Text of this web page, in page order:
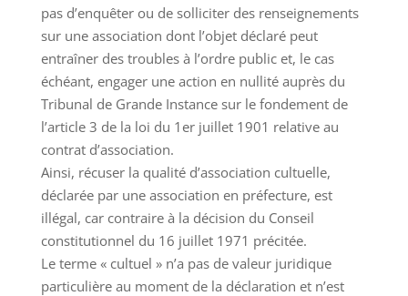
pas d’enquêter ou de solliciter des renseignements
sur une association dont l’objet déclaré peut
entraîner des troubles à l’ordre public et, le cas
échéant, engager une action en nullité auprès du
Tribunal de Grande Instance sur le fondement de
l’article 3 de la loi du 1er juillet 1901 relative au
contrat d’association.
Ainsi, récuser la qualité d’association cultuelle,
déclarée par une association en préfecture, est
illégal, car contraire à la décision du Conseil
constitutionnel du 16 juillet 1971 précitée.
Le terme « cultuel » n’a pas de valeur juridique
particulière au moment de la déclaration et n’est